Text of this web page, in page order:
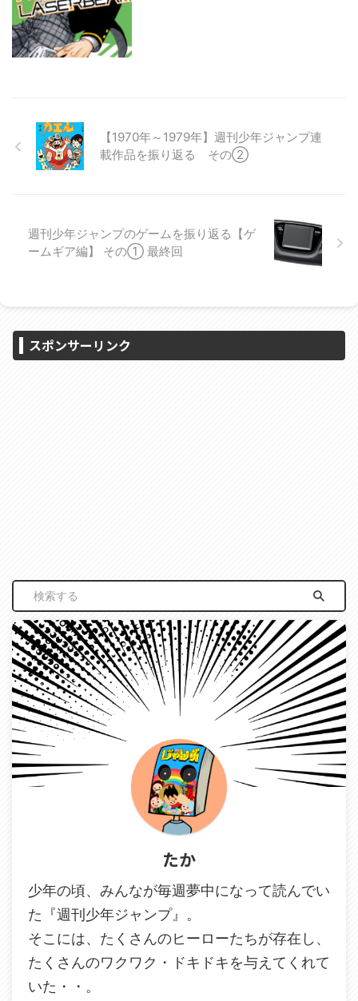
【1970年～1979年】週刊少年ジャンプ連
載作品を振り返る その②
週刊少年ジャンプのゲームを振り返る【ゲ
ームギア編】 その① 最終回
スポンサーリンク
たか
少年の頃、みんなが毎週夢中になって読んでい
た『週刊少年ジャンプ』。
そこには、たくさんのヒーローたちが存在し、
たくさんのワクワク・ドキドキを与えてくれて
いた・・。